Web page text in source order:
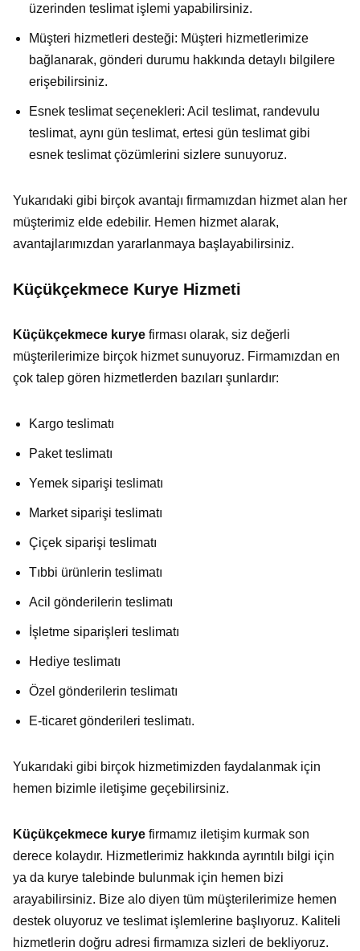
üzerinden teslimat işlemi yapabilirsiniz.
Müşteri hizmetleri desteği: Müşteri hizmetlerimize
bağlanarak, gönderi durumu hakkında detaylı bilgilere
erişebilirsiniz.
Esnek teslimat seçenekleri: Acil teslimat, randevulu
teslimat, aynı gün teslimat, ertesi gün teslimat gibi
esnek teslimat çözümlerini sizlere sunuyoruz.
Yukarıdaki gibi birçok avantajı firmamızdan hizmet alan her
müşterimiz elde edebilir. Hemen hizmet alarak,
avantajlarımızdan yararlanmaya başlayabilirsiniz.
Küçükçekmece Kurye Hizmeti
Küçükçekmece kurye firması olarak, siz değerli
müşterilerimize birçok hizmet sunuyoruz. Firmamızdan en
çok talep gören hizmetlerden bazıları şunlardır:
Kargo teslimatı
Paket teslimatı
Yemek siparişi teslimatı
Market siparişi teslimatı
Çiçek siparişi teslimatı
Tıbbi ürünlerin teslimatı
Acil gönderilerin teslimatı
İşletme siparişleri teslimatı
Hediye teslimatı
Özel gönderilerin teslimatı
E-ticaret gönderileri teslimatı.
Yukarıdaki gibi birçok hizmetimizden faydalanmak için
hemen bizimle iletişime geçebilirsiniz.
Küçükçekmece kurye firmamız iletişim kurmak son
derece kolaydır. Hizmetlerimiz hakkında ayrıntılı bilgi için
ya da kurye talebinde bulunmak için hemen bizi
arayabilirsiniz. Bize alo diyen tüm müşterilerimize hemen
destek oluyoruz ve teslimat işlemlerine başlıyoruz. Kaliteli
hizmetlerin doğru adresi firmamıza sizleri de bekliyoruz.